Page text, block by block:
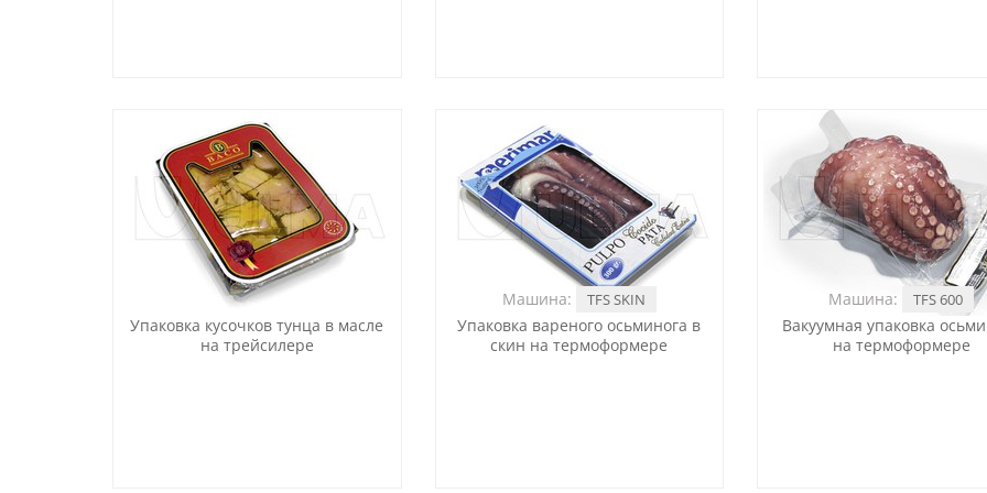
Упаковка кусочков тунца в масле
на трейсилере
Упаковка вареного осьминога в
скин на термоформере
Машина: TFS SKIN
Вакуумная упаковка
на термоформере
Машина: TFS 600